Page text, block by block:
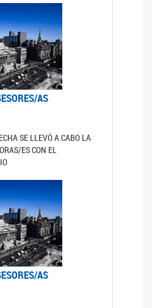
AS
SE LLEVÓ A CABO LA
ES CON EL
AS